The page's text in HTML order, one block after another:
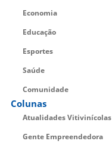
Economia
Educação
Esportes
Saúde
Comunidade
Colunas
Atualidades Vitivinícolas
Gente Empreendedora